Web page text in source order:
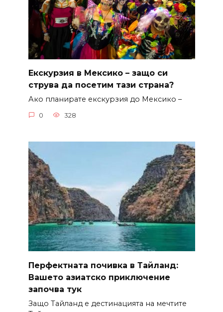
Екскурзия в Мексико – защо си
струва да посетим тази страна?
Ако планирате екскурзия до Мексико –
0 328
Перфектната почивка в Тайланд:
Вашето азиатско приключение
започва тук
Защо Тайланд е дестинацията на мечтите